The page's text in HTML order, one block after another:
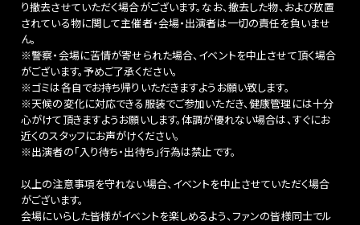
り撤去させていただく場合がございます。なお、撤去した物、および放置
されている物に関して主催者・会場・出演者は一切の責任を負いませ
ん。
※警察・会場に苦情が寄せられた場合、イベントを中止させて頂く場合
がございます。予めご了承ください。
※ゴミは各自でお持ち帰りいただきますようお願い致します。
※天候の変化に対応できる服装でご参加いただき、健康管理には十分
心がけて頂きますようお願いします。体調が優れない場合は、すぐにお
近くのスタッフにお声がけください。
※出演者の「入り待ち・出待ち」行為は禁止です。
以上の注意事項を守れない場合、イベントを中止させていただく場合
がございます。
会場にいらした皆様がイベントを楽しめるよう、ファンの皆様同士でル